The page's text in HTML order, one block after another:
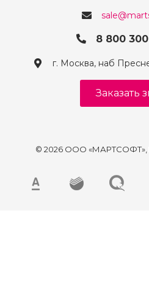
8 800
г. Москва, наб
Заказать
© 2026 ООО «МАРТСОФТ»,